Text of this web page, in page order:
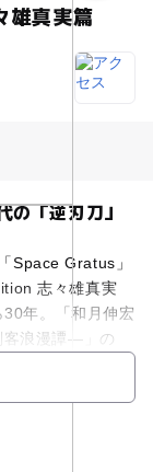
雄真実篇
「逆刃刀」
Space Gratus」
志々雄真実
年。「和月伸宏
客浪漫譚―」の